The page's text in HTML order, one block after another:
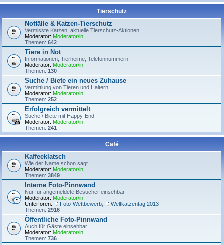
Tierschutz
Notfälle & Katzen-Tierschutz
Vermisste Katzen, aktuelle Tierschutz-Aktionen
Moderator: Moderator/in
Themen: 642
Tiere in Not
Informationen, Tierheime, Telefonnummern
Moderator: Moderator/in
Themen: 130
Suche / Biete ein neues Zuhause
Vermittlung von Tieren und Haltern
Moderator: Moderator/in
Themen: 252
Erfolgreich vermittelt
Suche / Biete mit Happy-End
Moderator: Moderator/in
Themen: 241
Café
Kaffeeklatsch
Wie der Name schon sagt...
Moderator: Moderator/in
Themen: 3849
Interne Foto-Pinnwand
Nur für angemeldete Besucher einsehbar
Moderator: Moderator/in
Unterforen:
Foto-Wettbewerb
Weltkatzentag 2013
Themen: 2916
Öffentliche Foto-Pinnwand
Auch für Gäste einsehbar
Moderator: Moderator/in
Themen: 736